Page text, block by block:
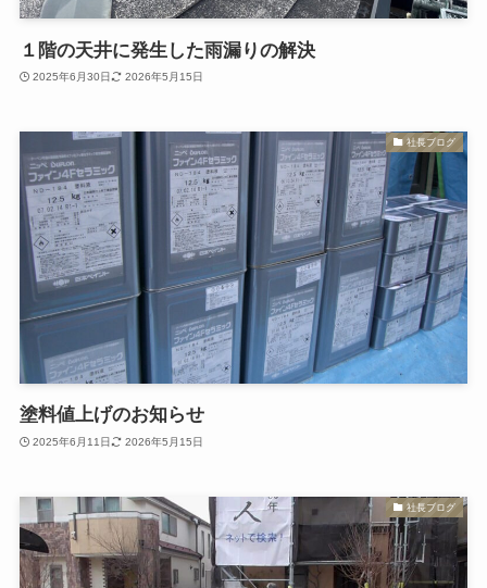
１階の天井に発生した雨漏りの解決
2025年6月30日 2026年5月15日
社長ブログ
塗料値上げのお知らせ
2025年6月11日 2026年5月15日
社長ブログ